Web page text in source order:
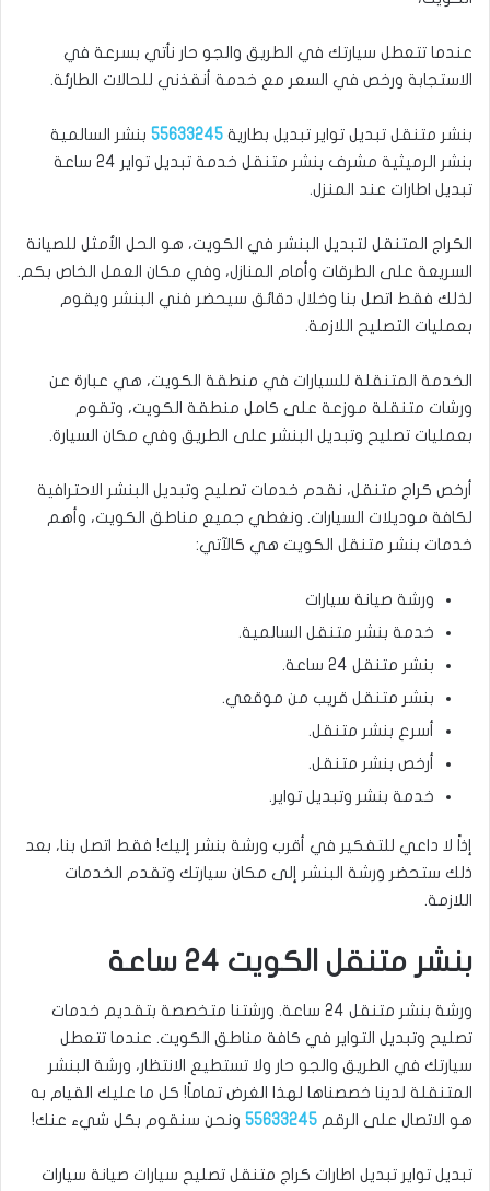
عندما تتعطل سيارتك في الطريق والجو حار نأتي بسرعة في
الاستجابة ورخص في السعر مع خدمة أنقذني للحالات الطارئة.
بنشر متنقل تبديل تواير تبديل بطارية 55633245 بنشر السالمية
بنشر الرميثية مشرف بنشر متنقل خدمة تبديل تواير 24 ساعة
تبديل اطارات عند المنزل.
الكراج المتنقل لتبديل البنشر في الكويت، هو الحل الأمثل للصيانة
السريعة على الطرقات وأمام المنازل، وفي مكان العمل الخاص بكم.
لذلك فقط اتصل بنا وخلال دقائق سيحضر فني البنشر ويقوم
بعمليات التصليح اللازمة.
الخدمة المتنقلة للسيارات في منطقة الكويت، هي عبارة عن
ورشات متنقلة موزعة على كامل منطقة الكويت، وتقوم
بعمليات تصليح وتبديل البنشر على الطريق وفي مكان السيارة.
أرخص كراج متنقل، نقدم خدمات تصليح وتبديل البنشر الاحترافية
لكافة موديلات السيارات. ونغطي جميع مناطق الكويت، وأهم
خدمات بنشر متنقل الكويت هي كالآتي:
ورشة صيانة سيارات
خدمة بنشر متنقل السالمية.
بنشر متنقل 24 ساعة.
بنشر متنقل قريب من موقعي.
أسرع بنشر متنقل.
أرخص بنشر متنقل.
خدمة بنشر وتبديل تواير.
إذاً لا داعي للتفكير في أقرب ورشة بنشر إليك! فقط اتصل بنا، بعد
ذلك ستحضر ورشة البنشر إلى مكان سيارتك وتقدم الخدمات
اللازمة.
بنشر متنقل الكويت 24 ساعة
ورشة بنشر متنقل 24 ساعة. ورشتنا متخصصة بتقديم خدمات
تصليح وتبديل التواير في كافة مناطق الكويت. عندما تتعطل
سيارتك في الطريق والجو حار ولا تستطيع الانتظار، ورشة البنشر
المتنقلة لدينا خصصناها لهذا الغرض تماماً! كل ما عليك القيام به
هو الاتصال على الرقم 55633245 ونحن سنقوم بكل شيء عنك!
تبديل تواير تبديل اطارات كراج متنقل تصليح سيارات صيانة سيارات